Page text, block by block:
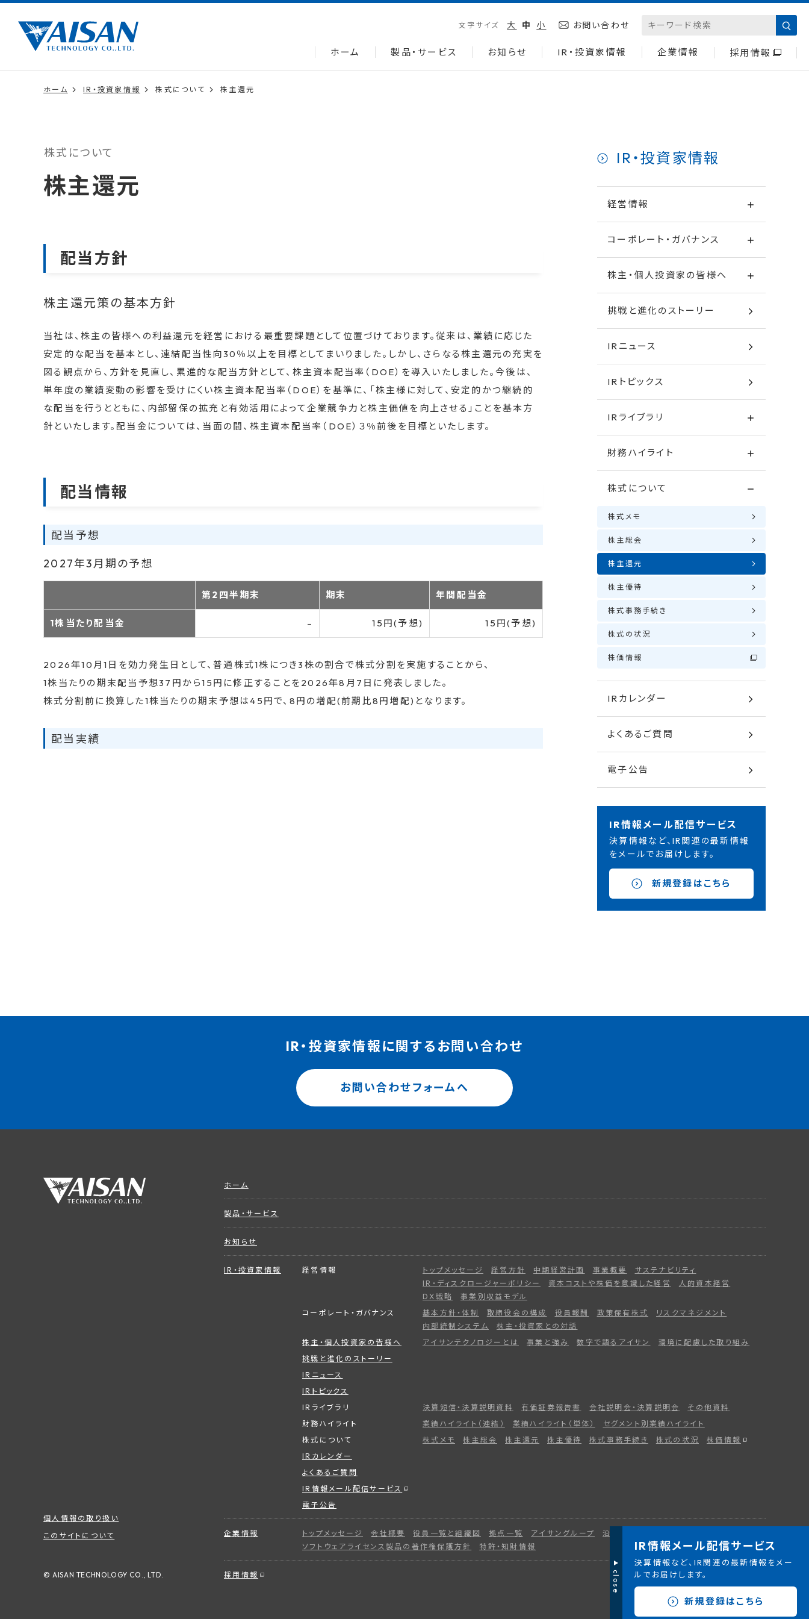
文字サイズ 大 中 小 お問い合わせ
ホーム 製品・サービス お知らせ IR・投資家情報 企業情報 採用情報
IR情報メール配信サービス
決算情報など、IR関連の最新情報をメー
ルでお届けします。
新規登録はこちら
close
ホーム IR・投資家情報 株式について 株主還元
株式について
株主還元
配当方針
株主還元策の基本方針
当社は、株主の皆様への利益還元を経営における最重要課題として位置づけております。従来は、業績に応じた
安定的な配当を基本とし、連結配当性向30％以上を目標としてまいりました。しかし、さらなる株主還元の充実を
図る観点から、方針を見直し、累進的な配当方針として、株主資本配当率（DOE）を導入いたしました。今後は、
単年度の業績変動の影響を受けにくい株主資本配当率（DOE）を基準に、「株主様に対して、安定的かつ継続的
な配当を行うとともに、内部留保の拡充と有効活用によって企業競争力と株主価値を向上させる」ことを基本方
針といたします。配当金については、当面の間、株主資本配当率（DOE）３％前後を目標といたします。
配当情報
配当予想
2027年3月期の予想
第2四半期末 期末 年間配当金
1株当たり配当金 – 15円(予想) 15円(予想)
2026年10月1日を効力発生日として、普通株式1株につき3株の割合で株式分割を実施することから、
1株当たりの期末配当予想37円から15円に修正することを2026年8月7日に発表しました。
株式分割前に換算した1株当たりの期末予想は45円で、8円の増配(前期比8円増配)となります。
配当実績
IR・投資家情報
経営情報
コーポレート・ガバナンス
株主・個人投資家の皆様へ
挑戦と進化のストーリー
IRニュース
IRトピックス
IRライブラリ
財務ハイライト
株式について
株式メモ
株主総会
株主還元
株主優待
株式事務手続き
株式の状況
株価情報
IRカレンダー
よくあるご質問
電子公告
IR情報メール配信サービス
決算情報など、IR関連の最新情報
をメールでお届けします。
新規登録はこちら
IR・投資家情報に関するお問い合わせ
お問い合わせフォームへ
ホーム
製品・サービス
お知らせ
IR・投資家情報 経営情報 トップメッセージ 経営方針 中期経営計画 事業概要
サステナビリティ
IR・ディスクロージャーポリシー
資本コストや株価を意識した経営
人的資本経営
DX戦略
事業別収益モデル
コーポレート・ガバナンス
基本方針・体制 取締役会の構成 役員報酬 政策保有株式
リスクマネジメント
内部統制システム
株主・投資家との対話
株主・個人投資家の皆様へ
アイサンテクノロジーとは 事業と強み 数字で語るアイサン
環境に配慮した取り組み
挑戦と進化のストーリー
IRニュース
IRトピックス
IRライブラリ
決算短信・決算説明資料 有価証券報告書 会社説明会・決算説明会
その他資料
財務ハイライト
業績ハイライト（連結） 業績ハイライト（単体）
セグメント別業績ハイライト
株式について
株式メモ 株主総会 株主還元 株主優待 株式事務手続き 株式の状況
株価情報
IRカレンダー
よくあるご質問
IR情報メール配信サービス
電子公告
企業情報 トップメッセージ 会社概要 役員一覧と組織図 拠点一覧 アイサングループ 沿革
ソフトウェアライセンス製品の著作権保護方針
特許・知財情報
採用情報
個人情報の取り扱い
このサイトについて
© AISAN TECHNOLOGY CO., LTD.